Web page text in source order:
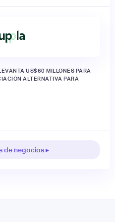
US$60 MILLONES PARA
ALTERNATIVA PARA
de negocios ▸